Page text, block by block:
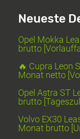
Neueste
Opel Mokka
brutto
🔥 Cupra Leon
Monat netto
Opel Astra ST
brutto
Volvo EX30
Monat brutto